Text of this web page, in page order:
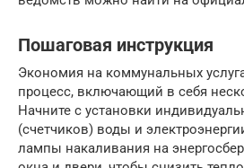
Пошаговая инструкция
Экономия на коммунальных
процесс, включающий в себя
Начните с установки
(счетчиков) воды и
лампы накаливания на